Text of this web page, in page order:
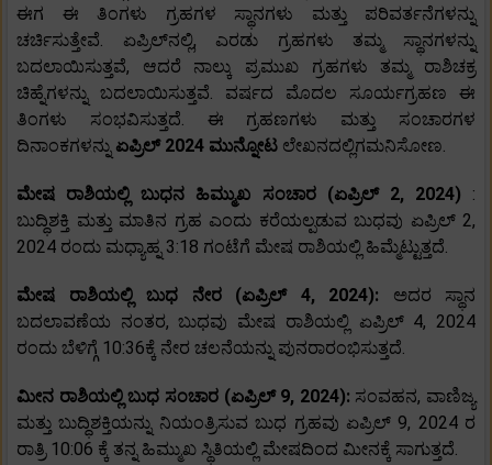
ಈಗ ಈ ತಿಂಗಳು ಗ್ರಹಗಳ ಸ್ಥಾನಗಳು ಮತ್ತು ಪರಿವರ್ತನೆಗಳನ್ನು
ಚರ್ಚಿಸುತ್ತೇವೆ. ಏಪ್ರಿಲ್‌ನಲ್ಲಿ, ಎರಡು ಗ್ರಹಗಳು ತಮ್ಮ ಸ್ಥಾನಗಳನ್ನು
ಬದಲಾಯಿಸುತ್ತವೆ, ಆದರೆ ನಾಲ್ಕು ಪ್ರಮುಖ ಗ್ರಹಗಳು ತಮ್ಮ ರಾಶಿಚಕ್ರ
ಚಿಹ್ನೆಗಳನ್ನು ಬದಲಾಯಿಸುತ್ತವೆ. ವರ್ಷದ ಮೊದಲ ಸೂರ್ಯಗ್ರಹಣ ಈ
ತಿಂಗಳು ಸಂಭವಿಸುತ್ತದೆ. ಈ ಗ್ರಹಣಗಳು ಮತ್ತು ಸಂಚಾರಗಳ
ದಿನಾಂಕಗಳನ್ನುಏಪ್ರಿಲ್ 2024 ಮುನ್ನೋಟ ಲೇಖನದಲ್ಲಿಗಮನಿಸೋಣ.
ಮೇಷ ರಾಶಿಯಲ್ಲಿ ಬುಧನ ಹಿಮ್ಮುಖ ಸಂಚಾರ (ಏಪ್ರಿಲ್ 2, 2024) :
ಬುದ್ಧಿಶಕ್ತಿ ಮತ್ತು ಮಾತಿನ ಗ್ರಹ ಎಂದು ಕರೆಯಲ್ಪಡುವ ಬುಧವು ಏಪ್ರಿಲ್ 2,
2024 ರಂದು ಮಧ್ಯಾಹ್ನ 3:18 ಗಂಟೆಗೆ ಮೇಷ ರಾಶಿಯಲ್ಲಿ ಹಿಮ್ಮೆಟ್ಟುತ್ತದೆ.
ಮೇಷ ರಾಶಿಯಲ್ಲಿ ಬುಧ ನೇರ (ಏಪ್ರಿಲ್ 4, 2024): ಅದರ ಸ್ಥಾನ
ಬದಲಾವಣೆಯ ನಂತರ, ಬುಧವು ಮೇಷ ರಾಶಿಯಲ್ಲಿ ಏಪ್ರಿಲ್ 4, 2024
ರಂದು ಬೆಳಿಗ್ಗೆ 10:36ಕ್ಕೆ ನೇರ ಚಲನೆಯನ್ನು ಪುನರಾರಂಭಿಸುತ್ತದೆ.
ಮೀನ ರಾಶಿಯಲ್ಲಿ ಬುಧ ಸಂಚಾರ (ಏಪ್ರಿಲ್ 9, 2024): ಸಂವಹನ, ವಾಣಿಜ್ಯ
ಮತ್ತು ಬುದ್ಧಿಶಕ್ತಿಯನ್ನು ನಿಯಂತ್ರಿಸುವ ಬುಧ ಗ್ರಹವು ಏಪ್ರಿಲ್ 9, 2024 ರ
ರಾತ್ರಿ 10:06 ಕ್ಕೆ ತನ್ನ ಹಿಮ್ಮುಖ ಸ್ಥಿತಿಯಲ್ಲಿ ಮೇಷದಿಂದ ಮೀನಕ್ಕೆ ಸಾಗುತ್ತದೆ.